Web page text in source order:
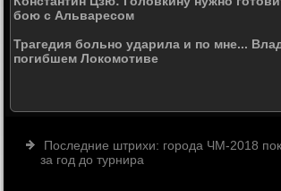
бою с Альваресом
Трагедия больно ударила и по мне...
погибшем Локомотиве
Последние штрихи: города ЧМ-2018
за год до турнира